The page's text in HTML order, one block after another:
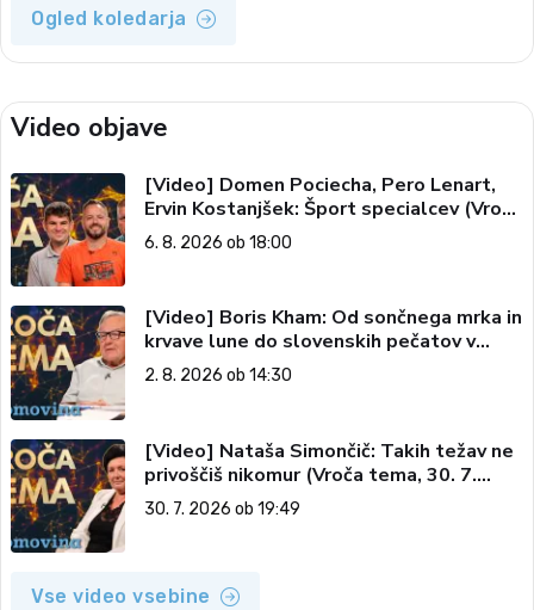
Ogled koledarja
Video objave
[Video] Domen Pociecha, Pero Lenart,
Ervin Kostanjšek: Šport specialcev (Vroča
tema, 6. 8. 2026)
6. 8. 2026 ob 18:00
[Video] Boris Kham: Od sončnega mrka in
krvave lune do slovenskih pečatov v
vesolju (Vroča tema, 2. 8. 2026)
2. 8. 2026 ob 14:30
[Video] Nataša Simončič: Takih težav ne
privoščiš nikomur (Vroča tema, 30. 7.
2026)
30. 7. 2026 ob 19:49
Vse video vsebine